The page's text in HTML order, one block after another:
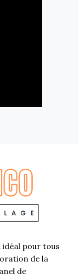
pour tous
de la
de